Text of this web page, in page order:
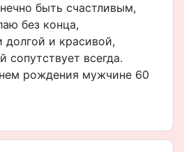
быть счастливым,
без конца,
и красивой,
сопутствует всегда.
рождения мужчине 60